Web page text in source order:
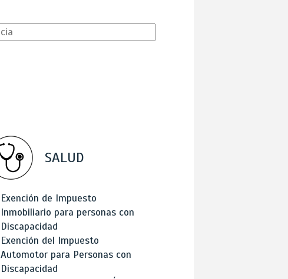
SALUD
Exención de Impuesto
Inmobiliario para personas con
Discapacidad
Exención del Impuesto
Automotor para Personas con
Discapacidad